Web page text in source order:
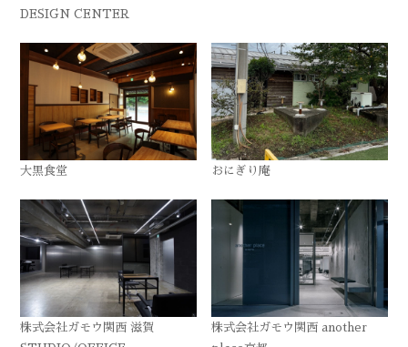
DESIGN CENTER
大黒食堂 おにぎり庵
株式会社ガモウ関西 滋賀
株式会社ガモウ関西 another